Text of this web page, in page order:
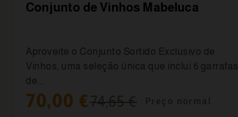
Conjunto de Vinhos Mabeluca
Aproveite o Conjunto Sortido Exclusivo de
Vinhos, uma seleção única que inclui 6 garrafas
de...
70,00 €